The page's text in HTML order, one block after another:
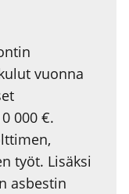
vuonna
000 €.
työt. Lisäksi
asbestin